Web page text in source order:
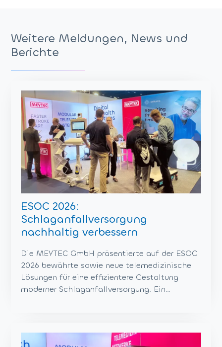
Weitere Meldungen, News und
Berichte
ESOC 2026:
Schlaganfallversorgung
nachhaltig verbessern
Die MEYTEC GmbH präsentierte auf der ESOC
2026 bewährte sowie neue telemedizinische
Lösungen für eine effizientere Gestaltung
moderner Schlaganfallversorgung. Ein…